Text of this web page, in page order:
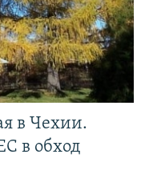
в Чехии.
в обход